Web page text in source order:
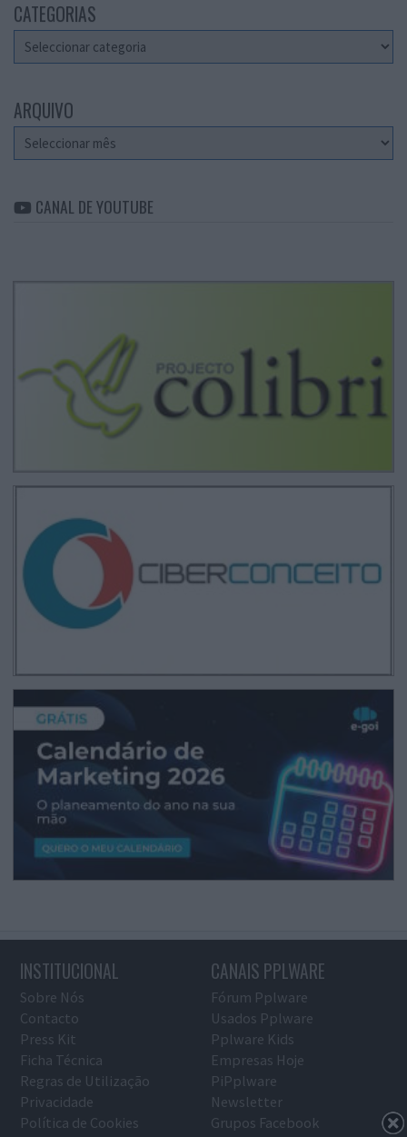
CATEGORIAS
Categorias
ARQUIVO
Arquivo
CANAL DE YOUTUBE
INSTITUCIONAL
Sobre Nós
Contacto
Press Kit
Ficha Técnica
Regras de Utilização
Privacidade
Política de Cookies
CANAIS PPLWARE
Fórum Pplware
Usados Pplware
Pplware Kids
Empresas Hoje
PiPplware
Newsletter
Grupos Facebook